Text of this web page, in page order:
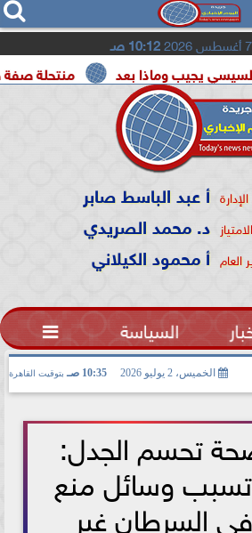
  
10:12 صـ
منتحلة صفة صحفية تعترف: بعد
أ عبد الباسط صابر
د. محمد الصريدي
العام أ محمود الكيلاني
السياسة 
الخميس، 2 يوليو 2026 10:35 صـ بتوقيت القاهرة
تحسم الجدل:
وسائل منع
السرطان غير